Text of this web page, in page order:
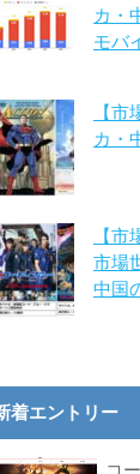
カ・
モバ
【
カ・
【
市場
中国
着エントリー